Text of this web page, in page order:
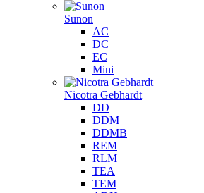
Sunon
AC
DC
EC
Mini
Nicotra Gebhardt
DD
DDM
DDMB
REM
RLM
TEA
TEM